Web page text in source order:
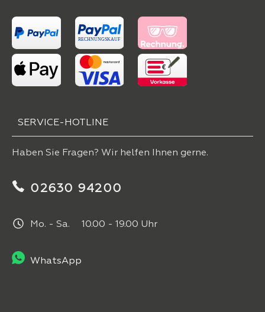
SERVICE-HOTLINE
Haben Sie Fragen? Wir helfen Ihnen gerne.
02630 94200
Mo. - Sa. 10.00 - 19.00 Uhr
WhatsApp